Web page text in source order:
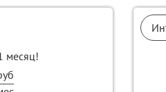
месяц!